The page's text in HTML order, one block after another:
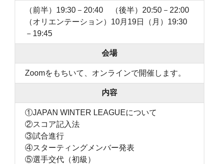
（前半）19:30－20:40 （後半）20:50－22:00
（オリエンテーション）10月19日（月）19:30
－19:45
会場
Zoomをもちいて、オンラインで開催します。
内容
①JAPAN WINTER LEAGUEについて
②スコア記入法
③試合進行
④スターティングメンバー発表
⑤選手交代（初級）